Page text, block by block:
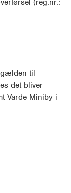
(reg.nr.:
gælden til
det bliver
Varde Miniby i